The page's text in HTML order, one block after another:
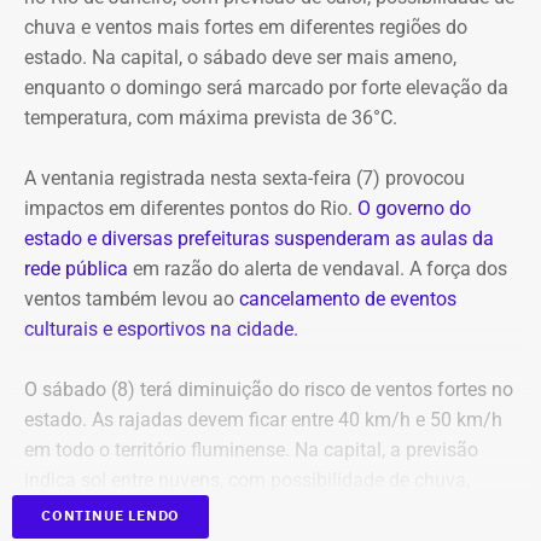
festival também conta com espetáculos a preços
populares (R$ 20 a inteira) nos teatros Carlos Gomes,
Nelson Rodrigues e João Caetano, além do Espaço
Tápias. A programação completa e os ingressos para as
Em outubro do mesmo ano, foi a vez de o próprio André
Marinho pedir para sair.
A exoneração, assinada no dia 23, encerrou a passagem
do rapaz pela Prefeitura do Rio.
chuva e ventos mais fortes em diferentes regiões do
estado. Na capital, o sábado deve ser mais ameno,
enquanto o domingo será marcado por forte elevação da
temperatura, com máxima prevista de 36°C.
A ventania registrada nesta sexta-feira (7) provocou
impactos em diferentes pontos do Rio. O governo do
estado e diversas prefeituras suspenderam as aulas da
rede pública em razão do alerta de vendaval. A força dos
ventos também levou ao cancelamento de eventos
culturais e esportivos na cidade.
O sábado (8) terá diminuição do risco de ventos fortes no
estado. As rajadas devem ficar entre 40 km/h e 50 km/h
em todo o território fluminense. Na capital, a previsão
temperaturas entre 20°C e 31°C e ventos fracos na maior
CONTINUE LENDO